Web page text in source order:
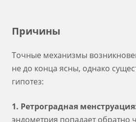
Причины
Точные механизмы
не до конца ясны, однако
гипотез:
1. Ретроградная
эндометрия попадает обратно